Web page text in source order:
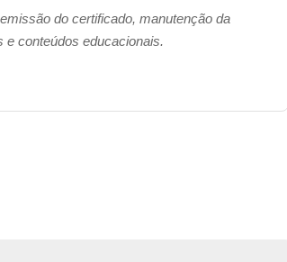
do certificado, manutenção da
e conteúdos educacionais.